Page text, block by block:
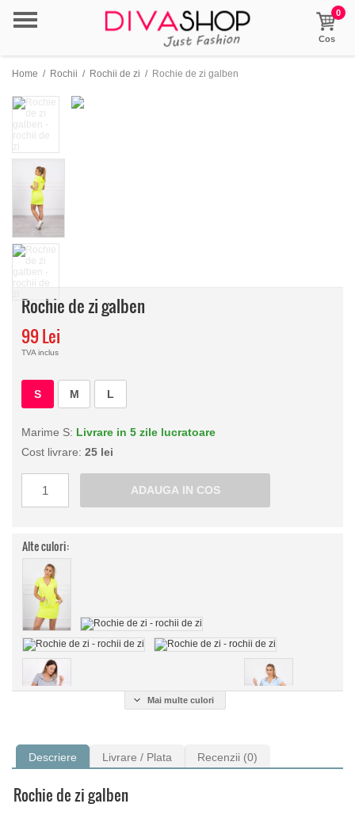
0
Cos
Home / Rochii / Rochii de zi / Rochie de zi galben
Rochie de zi galben
99 Lei
TVA inclus
S M L
Marime S: Livrare in 5 zile lucratoare
Cost livrare: 25 lei
Alte culori:
Mai multe culori
Descriere Livrare / Plata Recenzii (0)
Rochie de zi galben